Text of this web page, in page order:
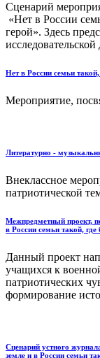
Сценарий
«Нет в России
герой». Здесь
Нет в России семьи
Мероприятие,
Литературно -
Внеклассное
патриотической
Межпредметный проект,
в России семьи такой,
Данный проект
учащихся к
патриотических
формирование
Сценарий устного
земле и в России семьи